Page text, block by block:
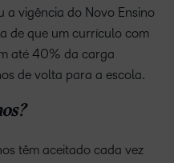
a vigência do Novo Ensino
de que um currículo com
até 40% da carga
de volta para a escola.
têm aceitado cada vez